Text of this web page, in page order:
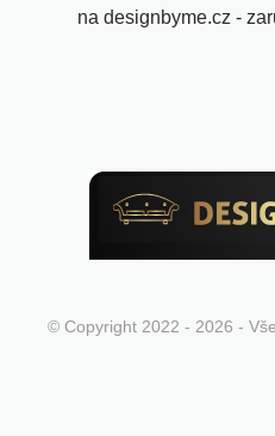
na designbyme.cz -
© Copyright 2022 - 2026 -